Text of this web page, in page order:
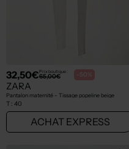
32,50€Prix boutique :
65,00€ -50%
ZARA
Pantalon maternité - Tissage popeline beige
T : 40
ACHAT EXPRESS